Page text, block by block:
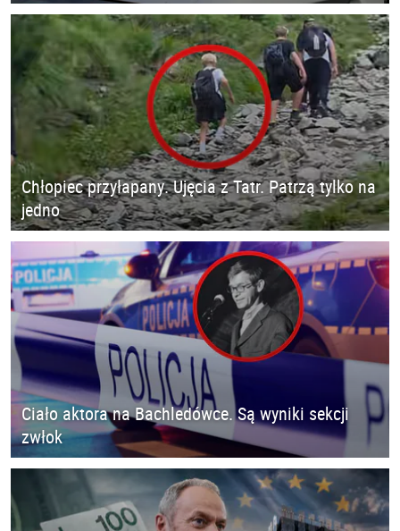
Chłopiec przyłapany. Ujęcia z Tatr. Patrzą tylko na
jedno
Ciało aktora na Bachledówce. Są wyniki sekcji
zwłok